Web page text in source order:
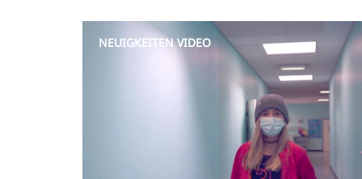
NEUIGKEITEN VIDEO